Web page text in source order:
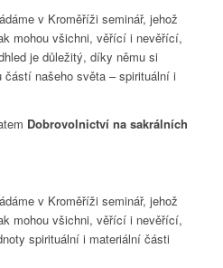
v Kroměříži seminář, jehož
mohou všichni, věřící i nevěřící,
je důležitý, díky němu si
částí našeho světa – spirituální i
Dobrovolnictví na sakrálních
v Kroměříži seminář, jehož
mohou všichni, věřící i nevěřící,
spirituální i materiální části